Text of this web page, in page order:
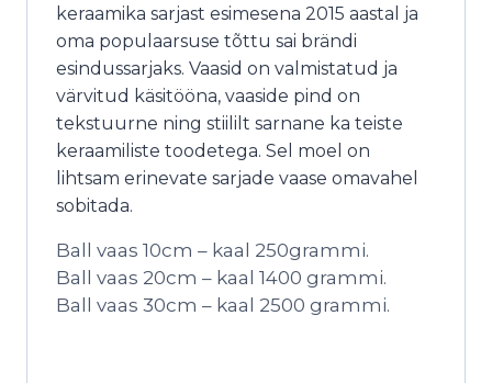
keraamika sarjast esimesena 2015 aastal ja
oma populaarsuse tõttu sai brändi
esindussarjaks. Vaasid on valmistatud ja
värvitud käsitööna, vaaside pind on
tekstuurne ning stiililt sarnane ka teiste
keraamiliste toodetega. Sel moel on
lihtsam erinevate sarjade vaase omavahel
sobitada.
Ball vaas 10cm – kaal 250grammi.
Ball vaas 20cm – kaal 1400 grammi.
Ball vaas 30cm – kaal 2500 grammi.